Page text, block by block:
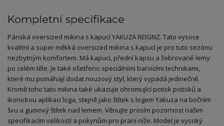
Kompletní specifikace
Pánská oversized mikina s kapucí YAKUZA REIGNZ. Tato vysoce
kvalitní a super měkká oversized mikina s kapucí je pro tuto sezónu
nezbytným komfortem. Má kapuci, přední kapsu a žebrované lemy
po celém těle. Je také ošetřeno speciálními barvícími technikami,
které mu pomáhají dodat nouzový styl, který vypadá jedinečně.
Kromě toho tato mikina také ukazuje ohromující potisk potisků a
ikonickou aplikaci loga, stejně jako štítek s logem Yakuza na bočním
švu a gumový štítek nad lemem. Věnujte prosím pozornost našim
specifikacím velikostí a pokynům pro praní níže. Model je vysoký